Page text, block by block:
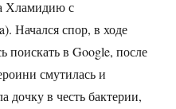
Хламидию с
Начался спор, в ходе
поискать в Google, после
смутилась и
дочку в честь бактерии,